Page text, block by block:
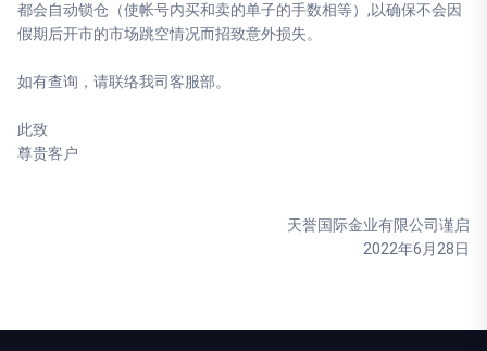
都会自动锁仓（使帐号内买和卖的单子的手数相等）,以确保不会因
假期后开市的市场跳空情况而招致意外损失。
如有查询，请联络我司客服部。
此致
尊贵客户
天誉国际金业有限公司谨启
2022年6月28日